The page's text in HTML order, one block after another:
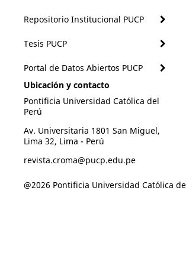
Repositorio Institucional PUCP
Tesis PUCP
Portal de Datos Abiertos PUCP
Ubicación y contacto
Pontificia Universidad Católica del
Perú
Av. Universitaria 1801 San Miguel,
Lima 32, Lima - Perú
revista.croma@pucp.edu.pe
@2026 Pontificia Universidad Católica